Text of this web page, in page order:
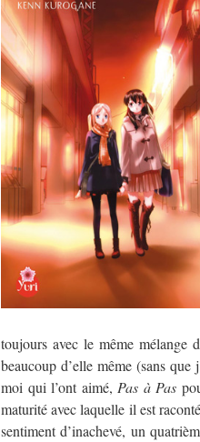
toujours avec le même mélange
beaucoup d’elle même (sans
moi qui l’ont aimé,Pas à Pas
maturité avec laquelle il est
sentiment d’inachevé, un